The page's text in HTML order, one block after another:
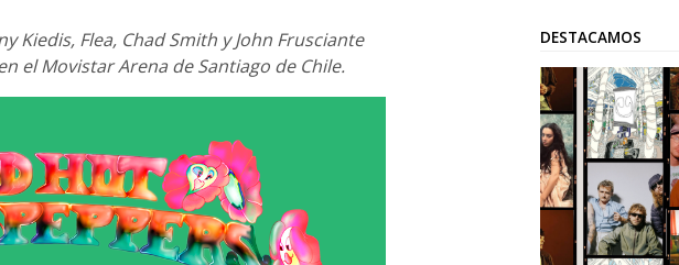
Kiedis, Flea, Chad Smith y John Frusciante
el Movistar Arena de Santiago de Chile.
DESTACAMOS